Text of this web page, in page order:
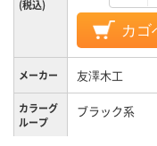
(税込)
カゴ
メーカー 友澤木工
カラーグ
ループ
ブラック系